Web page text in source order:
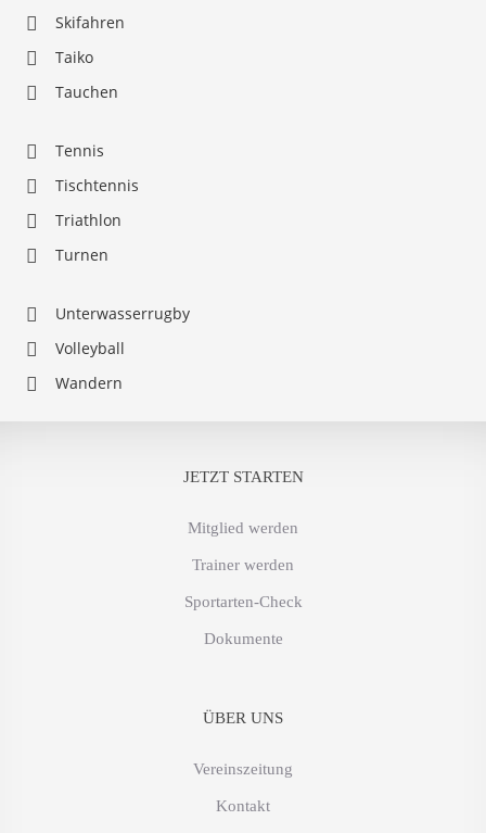
Skifahren
Taiko
Tauchen
Tennis
Tischtennis
Triathlon
Turnen
Unterwasserrugby
Volleyball
Wandern
JETZT STARTEN
Mitglied werden
Trainer werden
Sportarten-Check
Dokumente
ÜBER UNS
Vereinszeitung
Kontakt